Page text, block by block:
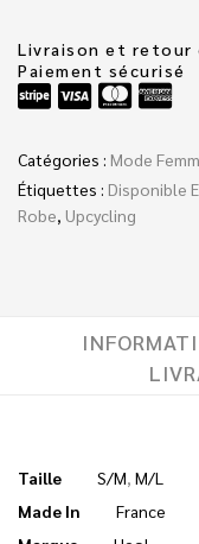
Livraison et
Paiement sécurisé
Catégories : Mode
Étiquettes : Disponible
Robe Upcycling
Taille S/M, M/L
Made In
France